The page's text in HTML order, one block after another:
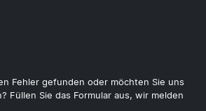
Fehler gefunden oder möchten Sie uns
Füllen Sie das Formular aus, wir melden